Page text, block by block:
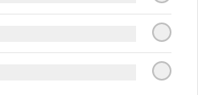
furai y palta, cubierto con